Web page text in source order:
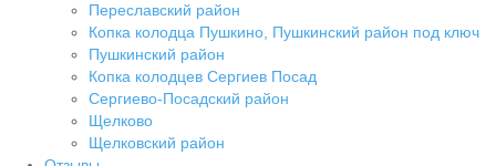
Переславский район
Копка колодца Пушкино, Пушкинский район под ключ
Пушкинский район
Копка колодцев Сергиев Посад
Сергиево-Посадский район
Щелково
Щелковский район